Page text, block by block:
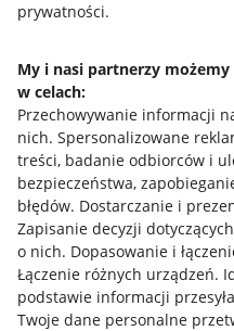
prywatności.
My i nasi partnerzy
w celach:
Przechowywanie informacji
nich. Spersonalizowane
treści, badanie odbiorców i
bezpieczeństwa,
błędów. Dostarczanie i
Zapisanie decyzji
o nich. Dopasowanie i
Łączenie różnych urządzeń.
podstawie informacji
Twoje dane personalne
Jak to działa
Allegro Gadane dla
Allegro Gadane dla
Mapa miejscowości
Informacje prawne
Regulamin
Polityka plików "cookies"